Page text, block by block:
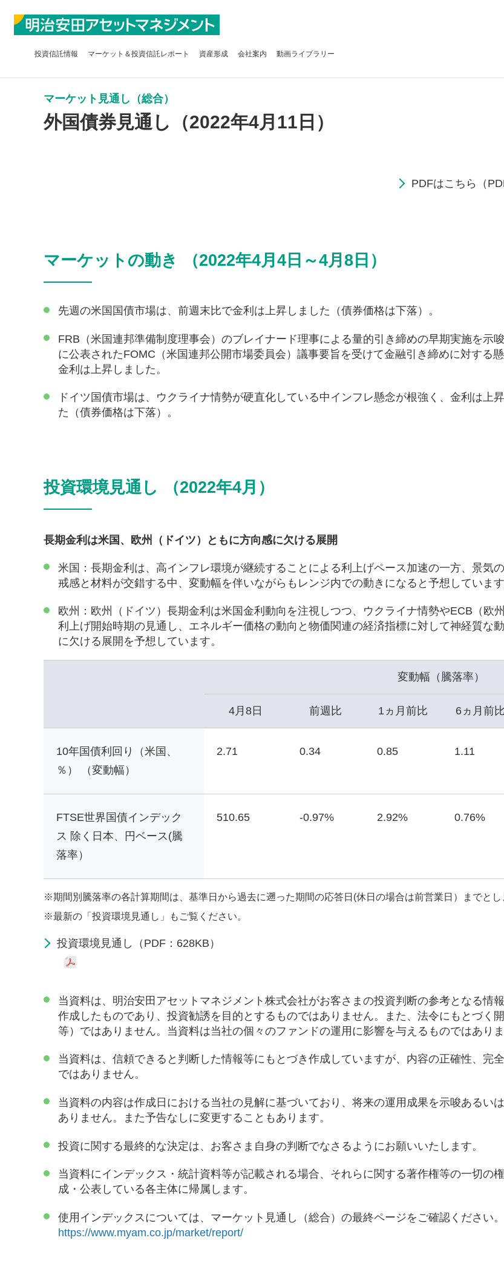
投資信託情報 マーケット＆投資信託レポート 資産形成 会社案内 動画ライブラリー
マーケット見通し（総合）
外国債券見通し（2022年4月11日）
PDFはこちら（
マーケットの動き （2022年4月4日～4月8日）
先週の米国国債市場は、前週末比で金利は上昇しました（債券価格は下落）。
FRB（米国連邦準備制度理事会）のブレイナード理事による量的引き締めの早期実施を示
に公表されたFOMC（米国連邦公開市場委員会）議事要旨を受けて金融引き締めに対する
金利は上昇しました。
ドイツ国債市場は、ウクライナ情勢が硬直化している中インフレ懸念が根強く、金利は上
た（債券価格は下落）。
投資環境見通し （2022年4月）
長期金利は米国、欧州（ドイツ）ともに方向感に欠ける展開
米国：長期金利は、高インフレ環境が継続することによる利上げペース加速の一方、景気
戒感と材料が交錯する中、変動幅を伴いながらもレンジ内での動きになると予想しています
欧州：欧州（ドイツ）長期金利は米国金利動向を注視しつつ、ウクライナ情勢やECB（欧
利上げ開始時期の見通し、エネルギー価格の動向と物価関連の経済指標に対して神経質な
に欠ける展開を予想しています。
変動幅（騰落率）
4月8日 前週比 1ヵ月前比 6ヵ月前比
10年国債利回り（米国、
％） （変動幅）
2.71 0.34 0.85 1.11
FTSE世界国債インデック
ス 除く日本、円ベース(騰
落率）
510.65 -0.97% 2.92% 0.76%
※期間別騰落率の各計算期間は、基準日から過去に遡った期間の応答日(休日の場合は前営業日）までとし
※最新の「投資環境見通し」もご覧ください。
投資環境見通し（PDF：628KB）
当資料は、明治安田アセットマネジメント株式会社がお客さまの投資判断の参考となる情
作成したものであり、投資勧誘を目的とするものではありません。また、法令にもとづく
等）ではありません。当資料は当社の個々のファンドの運用に影響を与えるものではありま
当資料は、信頼できると判断した情報等にもとづき作成していますが、内容の正確性、完
ではありません。
当資料の内容は作成日における当社の見解に基づいており、将来の運用成果を示唆あるい
ありません。また予告なしに変更することもあります。
投資に関する最終的な決定は、お客さま自身の判断でなさるようにお願いいたします。
当資料にインデックス・統計資料等が記載される場合、それらに関する著作権等の一切の
成・公表している各主体に帰属します。
使用インデックスについては、マーケット見通し（総合）の最終ページをご確認ください。
https://www.myam.co.jp/market/report/